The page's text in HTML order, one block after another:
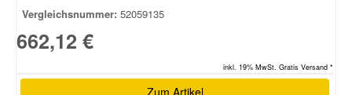
Vergleichsnummer: 52059135
662,12 €
inkl. 19% MwSt. Gratis Versand *
Zum Artikel